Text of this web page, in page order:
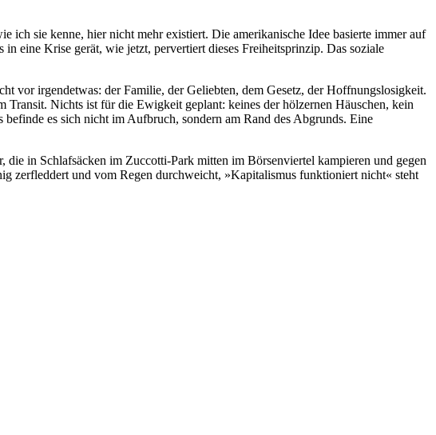
ich sie kenne, hier nicht mehr existiert. Die amerikanische Idee basierte immer auf
eine Krise gerät, wie jetzt, pervertiert dieses Freiheitsprinzip. Das soziale
vor irgendetwas: der Familie, der Geliebten, dem Gesetz, der Hoffnungslosigkeit.
Nichts ist für die Ewigkeit geplant: keines der hölzernen Häuschen, kein
es sich nicht im Aufbruch, sondern am Rand des Abgrunds. Eine
in Schlafsäcken im Zuccotti-Park mitten im Börsenviertel kampieren und gegen
zerfleddert und vom Regen durchweicht, »Kapitalismus funktioniert nicht« steht